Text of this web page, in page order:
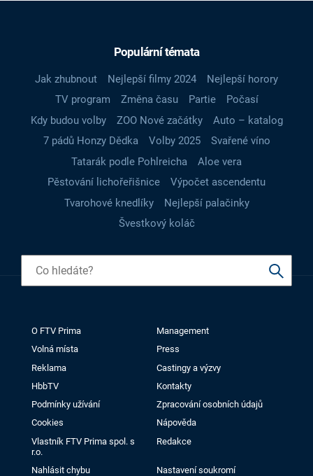
Populární témata
Jak zhubnout Nejlepší filmy 2024
Nejlepší horory
TV program
Změna času Partie
Počasí
Kdy budou volby
ZOO Nové začátky
Auto – katalog
7 pádů Honzy Dědka
Volby 2025
Svařené víno
Tatarák podle Pohlreicha
Aloe vera
Pěstování lichořeřišnice
Výpočet ascendentu
Tvarohové knedlíky
Nejlepší palačinky
Švestkový koláč
O FTV Prima
Management
Volná místa
Press
Reklama
Castingy a výzvy
HbbTV
Kontakty
Podmínky užívání
Zpracování osobních údajů
Cookies
Nápověda
Vlastník FTV Prima spol. s
r.o.
Redakce
Nahlásit chybu Nastavení soukromí